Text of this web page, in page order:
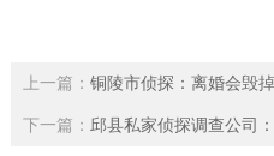
上一篇： 铜陵市侦探：离婚会毁
下一篇： 邱县私家侦探调查公司